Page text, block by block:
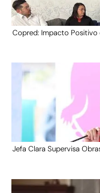
Copred: Impacto Positivo
Jefa Clara Supervisa